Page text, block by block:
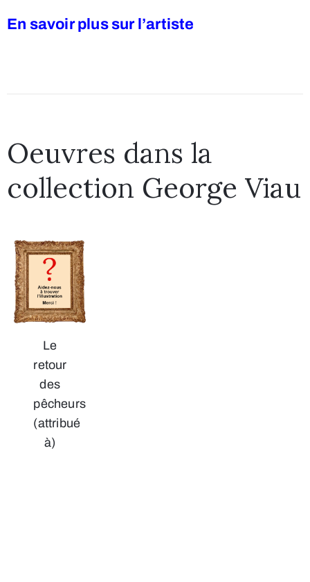
En savoir plus sur l’artiste
Oeuvres dans la
collection George Viau
Le
retour
des
pêcheurs
(attribué
à)